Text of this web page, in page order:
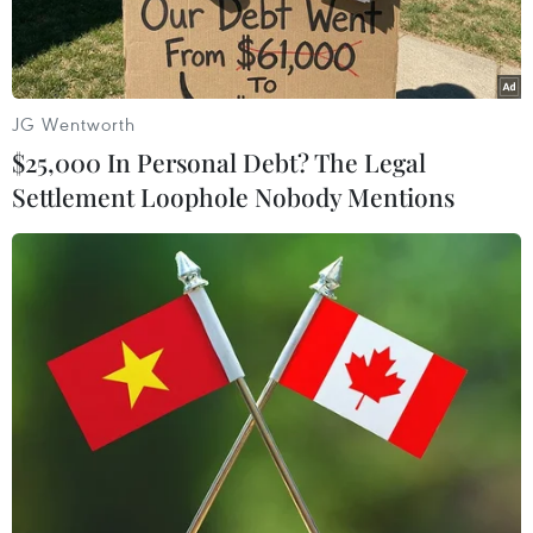
Phát triển nông thôn, Đầu tư và Phát triển, Xuất
nhập khẩu, SàiGòn Thương tín, Quốc tế, Kỹ
thương, Á Châu và Quân đội) chính thức kếtnối
liên thông mạng lưới thanh toán thẻ qua hệ
Đây làphương thức thanh toán không dùng tiền
mặt mà ngân hàng cung cấp cho cácchủ thẻ để
thực hiện chi tiêu và mua bán hàng hóa dịch vụ
tại các đơnvị chấp nhận thẻ.
Chủ thẻ của một trong 10ngân hàng nói trên đã
có thể sử dụng thẻ để thanh toán tại POS của
cácngân hàng còn lại, khắc phục được hạn chế
trước đây của thẻthanh toán nội địa (thẻ ATM) –
thẻ của ngân hàng nào chỉ thanhtoán được tại
JG Wentworth
$25,000 In Personal Debt? The Legal
Settlement Loophole Nobody Mentions